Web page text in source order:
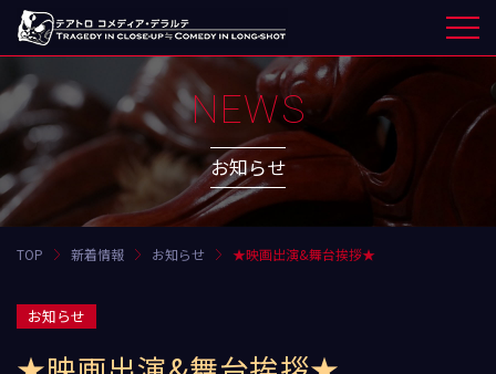
NEWS
お知らせ
TOP 新着情報 お知らせ ★映画出演&舞台挨拶★
お知らせ